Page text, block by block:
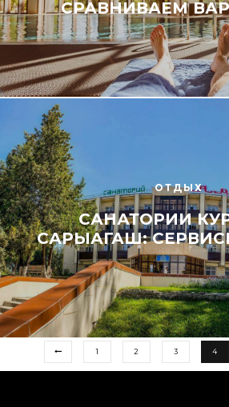
СРАВНИВАЕМ
ОТДЫХ
САНАТОРИИ
САРЫАГАШ:
1 2 3 4